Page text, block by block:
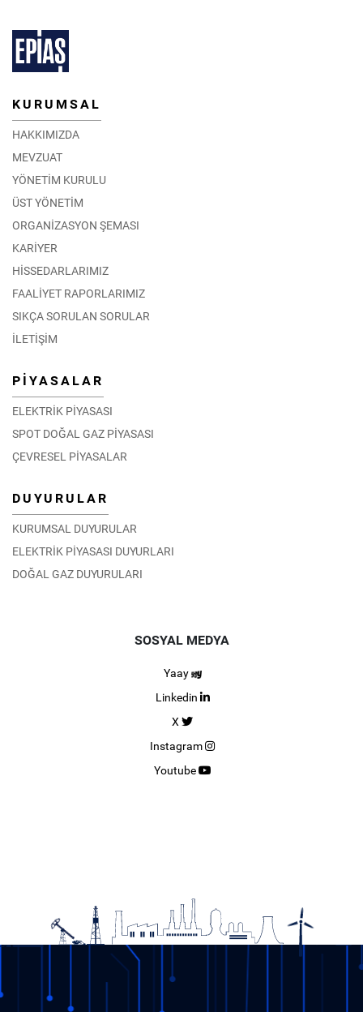
KURUMSAL
HAKKIMIZDA
MEVZUAT
YÖNETİM KURULU
ÜST YÖNETİM
ORGANİZASYON ŞEMASI
KARİYER
HİSSEDARLARIMIZ
FAALİYET RAPORLARIMIZ
SIKÇA SORULAN SORULAR
İLETİŞİM
PİYASALAR
ELEKTRİK PİYASASI
SPOT DOĞAL GAZ PİYASASI
ÇEVRESEL PİYASALAR
DUYURULAR
KURUMSAL DUYURULAR
ELEKTRİK PİYASASI DUYURLARI
DOĞAL GAZ DUYURULARI
SOSYAL MEDYA
Yaay
Linkedin
X
Instagram
Youtube